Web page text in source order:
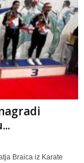
Braica iz Karate